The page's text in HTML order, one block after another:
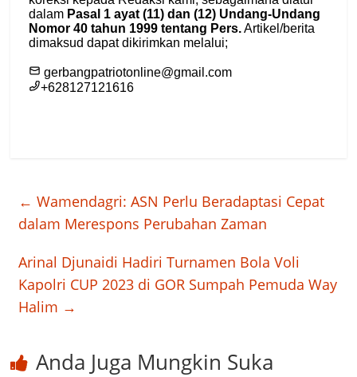
← Wamendagri: ASN Perlu Beradaptasi Cepat
dalam Merespons Perubahan Zaman
Arinal Djunaidi Hadiri Turnamen Bola Voli
Kapolri CUP 2023 di GOR Sumpah Pemuda Way
Halim →
Anda Juga Mungkin Suka